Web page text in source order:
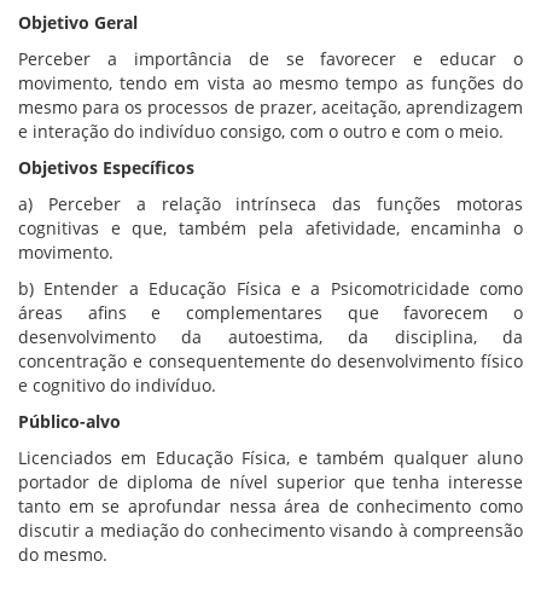
Objetivo Geral
Perceber a importância de se favorecer e educar o
movimento, tendo em vista ao mesmo tempo as funções do
mesmo para os processos de prazer, aceitação, aprendizagem
e interação do indivíduo consigo, com o outro e com o meio.
Objetivos Específicos
a) Perceber a relação intrínseca das funções motoras
cognitivas e que, também pela afetividade, encaminha o
movimento.
b) Entender a Educação Física e a Psicomotricidade como
áreas afins e complementares que favorecem o
desenvolvimento da autoestima, da disciplina, da
concentração e consequentemente do desenvolvimento físico
e cognitivo do indivíduo.
Público-alvo
Licenciados em Educação Física, e também qualquer aluno
portador de diploma de nível superior que tenha interesse
tanto em se aprofundar nessa área de conhecimento como
discutir a mediação do conhecimento visando à compreensão
do mesmo.